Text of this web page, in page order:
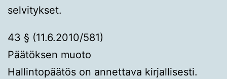
selvitykset.
43 § (11.6.2010/581)
Päätöksen muoto
Hallintopäätös on annettava kirjallisesti.